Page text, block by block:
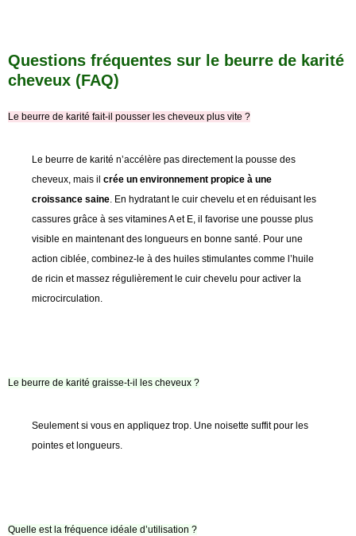
Questions fréquentes sur le beurre de karité
cheveux (FAQ)
Le beurre de karité fait-il pousser les cheveux plus vite ?
Le beurre de karité n’accélère pas directement la pousse des
cheveux, mais il crée un environnement propice à une
croissance saine . En hydratant le cuir chevelu et en réduisant les
cassures grâce à ses vitamines A et E, il favorise une pousse plus
visible en maintenant des longueurs en bonne santé. Pour une
action ciblée, combinez-le à des huiles stimulantes comme l’huile
de ricin et massez régulièrement le cuir chevelu pour activer la
microcirculation.
Le beurre de karité graisse-t-il les cheveux ?
Seulement si vous en appliquez trop. Une noisette suffit pour les
pointes et longueurs.
Quelle est la fréquence idéale d’utilisation ?